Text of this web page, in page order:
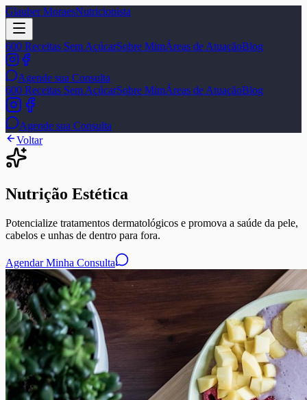
Glauber MoraesNutricionista
600 Receitas Sem AçúcarSobre MimÁreas de AtuaçãoBlog
Agende sua Consulta
600 Receitas Sem AçúcarSobre MimÁreas de AtuaçãoBlog
Agende sua Consulta
Voltar
Nutrição Estética
Potencialize tratamentos dermatológicos e promova a saúde da pele,
cabelos e unhas de dentro para fora.
Agendar Minha Consulta